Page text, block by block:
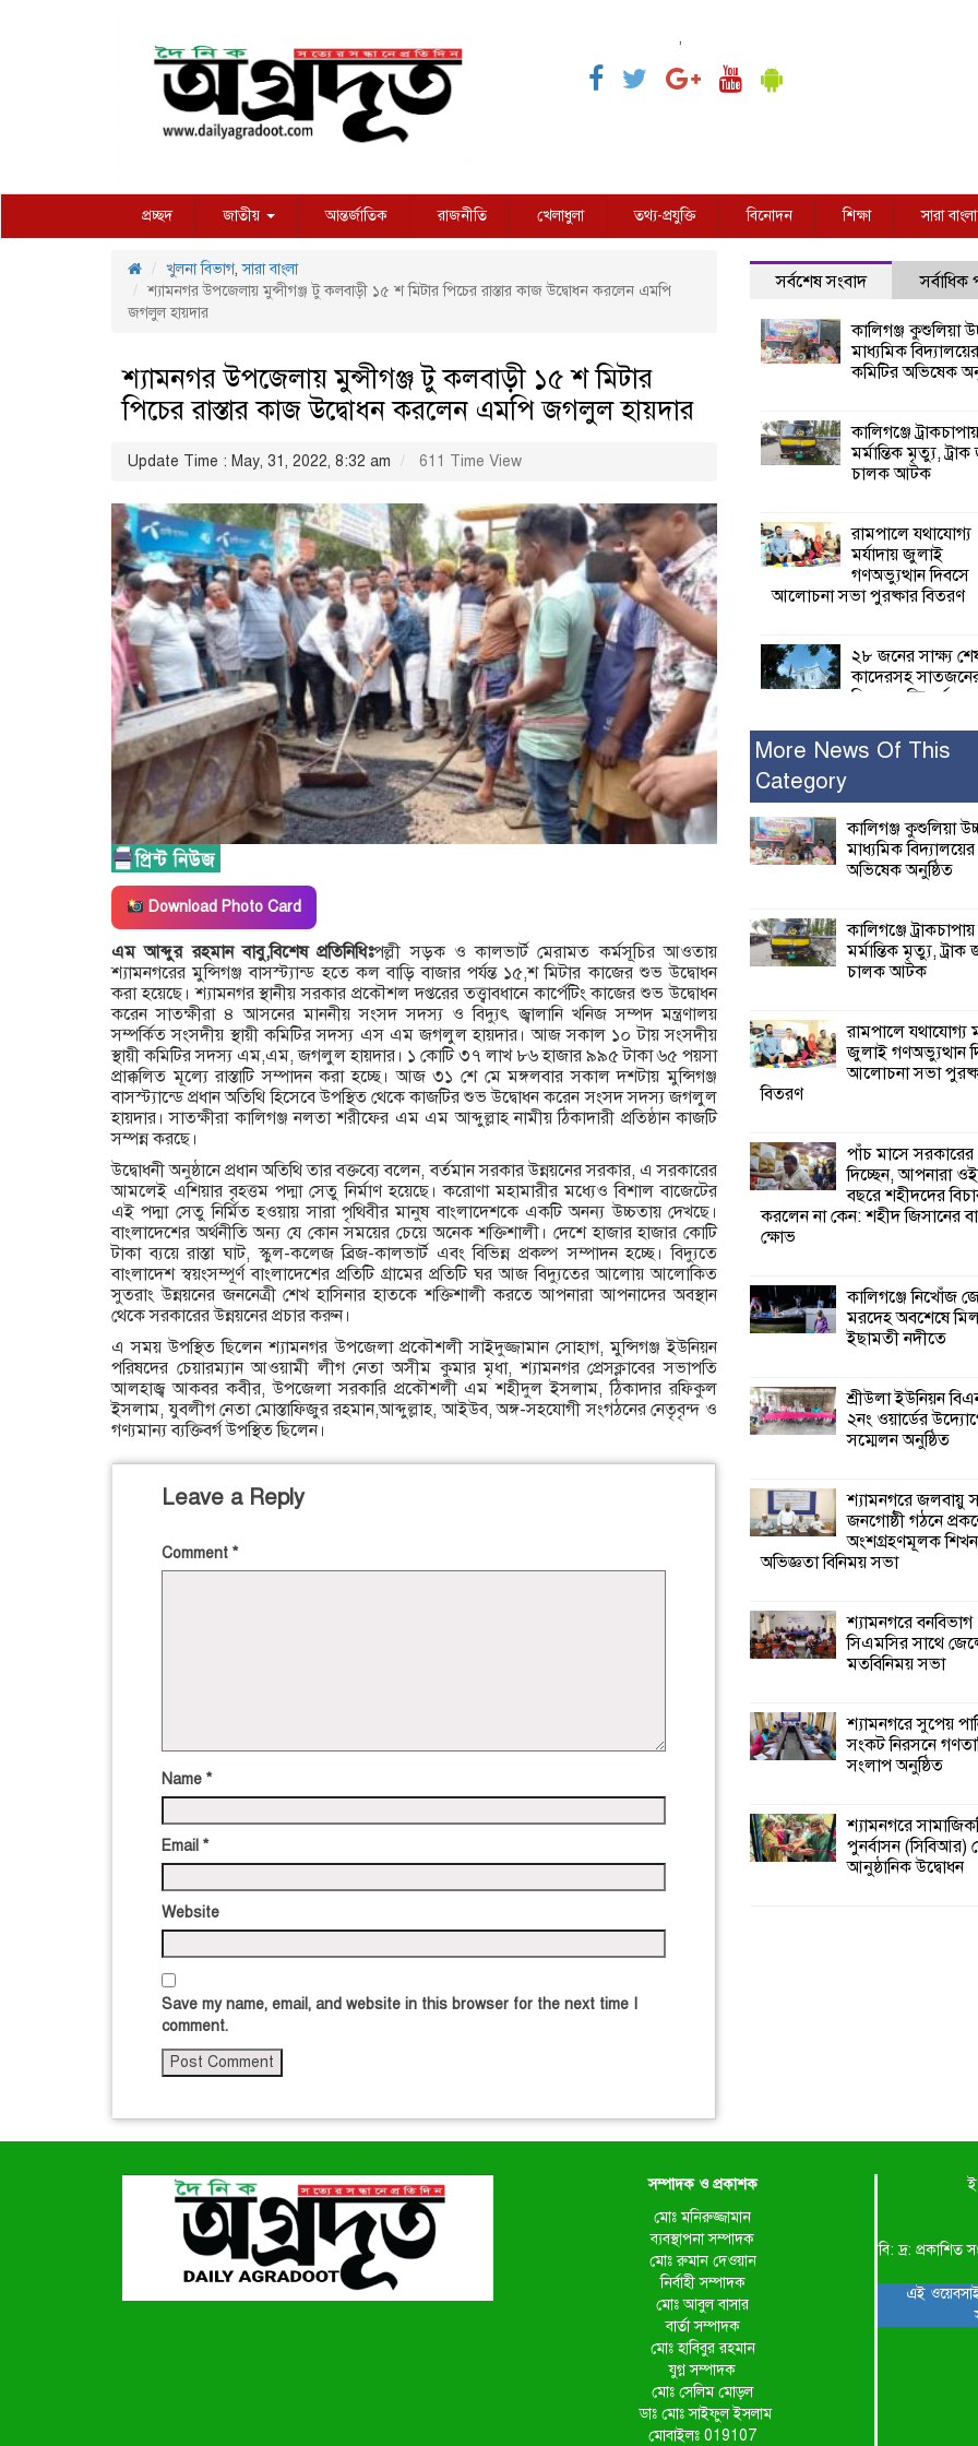
,
প্রচ্ছদ জাতীয় আন্তর্জাতিক রাজনীতি খেলাধুলা তথ্য-প্রযুক্তি বিনোদন শিক্ষা সারা বাংলা
খুলনা বিভাগ,সারা বাংলা
শ্যামনগর উপজেলায় মুন্সীগঞ্জ টু কলবাড়ী ১৫ শ মিটার পিচের রাস্তার কাজ উদ্বোধন করলেন এমপি
জগলুল হায়দার
শ্যামনগর উপজেলায় মুন্সীগঞ্জ টু কলবাড়ী ১৫ শ মিটার
পিচের রাস্তার কাজ উদ্বোধন করলেন এমপি জগলুল হায়দার
Update Time : May, 31, 2022, 8:32 am 611 Time View
Download Photo Card
এম আব্দুর রহমান বাবু,বিশেষ প্রতিনিধিঃপল্লী সড়ক ও কালভার্ট মেরামত কর্মসূচির আওতায়
শ্যামনগরের মুন্সিগঞ্জ বাসস্ট্যান্ড হতে কল বাড়ি বাজার পর্যন্ত ১৫,শ মিটার কাজের শুভ উদ্বোধন
করা হয়েছে। শ্যামনগর স্থানীয় সরকার প্রকৌশল দপ্তরের তত্ত্বাবধানে কার্পেটিং কাজের শুভ উদ্বোধন
করেন সাতক্ষীরা ৪ আসনের মাননীয় সংসদ সদস্য ও বিদ্যুৎ জ্বালানি খনিজ সম্পদ মন্ত্রণালয়
সম্পর্কিত সংসদীয় স্থায়ী কমিটির সদস্য এস এম জগলুল হায়দার। আজ সকাল ১০ টায় সংসদীয়
স্থায়ী কমিটির সদস্য এম,এম, জগলুল হায়দার। ১ কোটি ৩৭ লাখ ৮৬ হাজার ৯৯৫ টাকা ৬৫ পয়সা
প্রাক্কলিত মূল্যে রাস্তাটি সম্পাদন করা হচ্ছে। আজ ৩১ শে মে মঙ্গলবার সকাল দশটায় মুন্সিগঞ্জ
বাসস্ট্যান্ডে প্রধান অতিথি হিসেবে উপস্থিত থেকে কাজটির শুভ উদ্বোধন করেন সংসদ সদস্য জগলুল
হায়দার। সাতক্ষীরা কালিগঞ্জ নলতা শরীফের এম এম আব্দুল্লাহ নামীয় ঠিকাদারী প্রতিষ্ঠান কাজটি
সম্পন্ন করছে।
উদ্বোধনী অনুষ্ঠানে প্রধান অতিথি তার বক্তব্যে বলেন, বর্তমান সরকার উন্নয়নের সরকার, এ সরকারের
আমলেই এশিয়ার বৃহত্তম পদ্মা সেতু নির্মাণ হয়েছে। করোণা মহামারীর মধ্যেও বিশাল বাজেটের
এই পদ্মা সেতু নির্মিত হওয়ায় সারা পৃথিবীর মানুষ বাংলাদেশকে একটি অনন্য উচ্চতায় দেখছে।
বাংলাদেশের অর্থনীতি অন্য যে কোন সময়ের চেয়ে অনেক শক্তিশালী। দেশে হাজার হাজার কোটি
টাকা ব্যয়ে রাস্তা ঘাট, স্কুল-কলেজ ব্রিজ-কালভার্ট এবং বিভিন্ন প্রকল্প সম্পাদন হচ্ছে। বিদ্যুতে
বাংলাদেশ স্বয়ংসম্পূর্ণ বাংলাদেশের প্রতিটি গ্রামের প্রতিটি ঘর আজ বিদ্যুতের আলোয় আলোকিত
সুতরাং উন্নয়নের জননেত্রী শেখ হাসিনার হাতকে শক্তিশালী করতে আপনারা আপনাদের অবস্থান
থেকে সরকারের উন্নয়নের প্রচার করুন।
এ সময় উপস্থিত ছিলেন শ্যামনগর উপজেলা প্রকৌশলী সাইদুজ্জামান সোহাগ, মুন্সিগঞ্জ ইউনিয়ন
পরিষদের চেয়ারম্যান আওয়ামী লীগ নেতা অসীম কুমার মৃধা, শ্যামনগর প্রেসক্লাবের সভাপতি
আলহাজ্ব আকবর কবীর, উপজেলা সরকারি প্রকৌশলী এম শহীদুল ইসলাম, ঠিকাদার রফিকুল
ইসলাম, যুবলীগ নেতা মোস্তাফিজুর রহমান,আব্দুল্লাহ, আইউব, অঙ্গ-সহযোগী সংগঠনের নেতৃবৃন্দ ও
গণ্যমান্য ব্যক্তিবর্গ উপস্থিত ছিলেন।
Leave a Reply
Comment *
Name *
Email *
Website
Save my name, email, and website in this browser for the next time I
comment.
সর্বশেষ সংবাদ সর্বাধিক
কালিগঞ্জ কুশুলিয়া
মাধ্যমিক বিদ্যালয়ের
কমিটির অভিষেক
কালিগঞ্জে
মর্মান্তিক মৃত্যু,
চালক আটক
রামপালে যথাযোগ্য
মর্যাদায় জুলাই
গণঅভ্যুত্থান দিবসে
আলোচনা সভা পুরষ্কার বিতরণ
২৮ জনের সাক্ষ্য
কাদেরসহ
বিরুদ্ধে যুক্তিতর্ক
ক্ষতি করেছে
নুরুল হক নুর
পাঁচ মাসে সরকারের
বছরে শহীদদের
করলেন না কেন: শহীদ জিসানের
ক্ষোভ
কালিগঞ্জে নিখোঁজ
মরদেহ অবশেষে
ইছামতী নদীতে
২নং ওয়ার্ডের
কর্মী সম্মেলন
শ্যামনগরে জলবায়ু
শিখন ও অভিজ্ঞতা বিনিময় সভা
শ্যামনগরে বনবিভাগ
মতবিনিময় সভা
More News Of This
Category
কালিগঞ্জ কুশুলিয়া
মাধ্যমিক
অভিষেক অনুষ্ঠিত
কালিগঞ্জে
মর্মান্তিক মৃত্যু, ট্রাক
চালক আটক
রামপালে যথাযোগ্য
জুলাই গণঅভ্যুত্থান
আলোচনা সভা
বিতরণ
পাঁচ মাসে
দিচ্ছেন, আপনারা
বছরে শহীদদের
করলেন না কেন: শহীদ জিসানের
ক্ষোভ
কালিগঞ্জে নিখোঁজ
মরদেহ অবশেষে
ইছামতী নদীতে
শ্রীউলা ইউনিয়ন
২নং ওয়ার্ডের
সম্মেলন অনুষ্ঠিত
শ্যামনগরে জলবায়ু
জনগোষ্ঠী গঠনে
অংশগ্রহণমূলক
অভিজ্ঞতা বিনিময় সভা
শ্যামনগরে
সিএমসির সাথে
মতবিনিময় সভা
শ্যামনগরে সুপেয়
সংকট নিরসনে
সংলাপ অনুষ্ঠিত
শ্যামনগরে
পুনর্বাসন (সিবিআর)
আনুষ্ঠানিক উদ্বোধন
সম্পাদক ও প্রকাশক
মোঃ মনিরুজ্জামান
ব্যবস্থাপনা সম্পাদক
মোঃ রুমান দেওয়ান
নির্বাহী সম্পাদক
মোঃ আবুল বাসার
বার্তা সম্পাদক
মোঃ হাবিবুর রহমান
যুগ্ন সম্পাদক
মোঃ সেলিম মোড়ল
ডাঃ মোঃ সাইফুল ইসলাম
মোবাইলঃ 019107
বি: দ্র:
এই